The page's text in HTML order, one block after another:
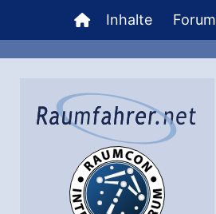
Inhalt
springen
Inhalte Forum